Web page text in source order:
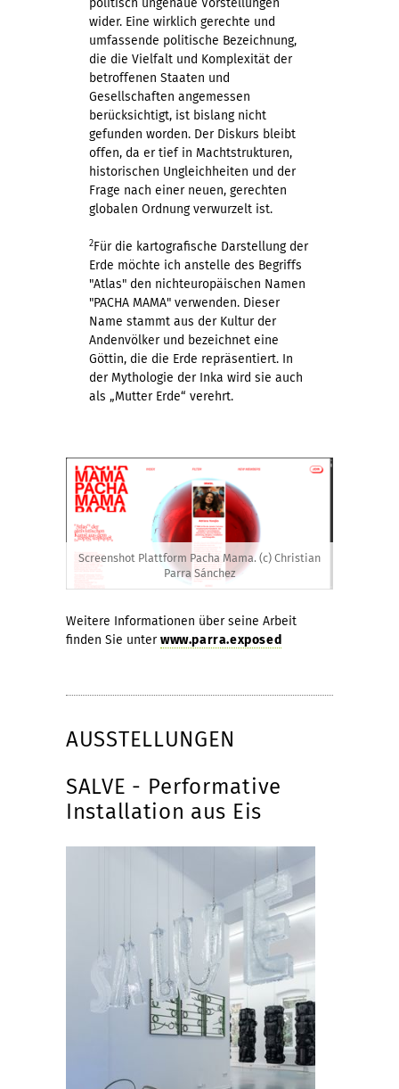
politisch ungenaue Vorstellungen
wider. Eine wirklich gerechte und
umfassende politische Bezeichnung,
die die Vielfalt und Komplexität der
betroffenen Staaten und
Gesellschaften angemessen
berücksichtigt, ist bislang nicht
gefunden worden. Der Diskurs bleibt
offen, da er tief in Machtstrukturen,
historischen Ungleichheiten und der
Frage nach einer neuen, gerechten
globalen Ordnung verwurzelt ist.
2Für die kartografische Darstellung der
Erde möchte ich anstelle des Begriffs
"Atlas" den nichteuropäischen Namen
"PACHA MAMA" verwenden. Dieser
Name stammt aus der Kultur der
Andenvölker und bezeichnet eine
Göttin, die die Erde repräsentiert. In
der Mythologie der Inka wird sie auch
als „Mutter Erde“ verehrt.
Screenshot Plattform Pacha Mama. (c) Christian
Parra Sánchez
Weitere Informationen über seine Arbeit
finden Sie unterwww.parra.exposed
AUSSTELLUNGEN
SALVE - Performative
Installation aus Eis